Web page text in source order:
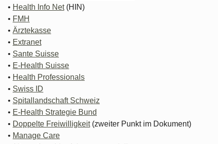
• Health Info Net(HIN)
• FMH
• Ärztekasse
• Extranet
• Sante Suisse
• E-Health Suisse
• Health Professionals
• Swiss ID
• Spitallandschaft Schweiz
• E-Health Strategie Bund
• Doppelte Freiwilligkeit(zweiter Punkt im Dokument)
• Manage Care